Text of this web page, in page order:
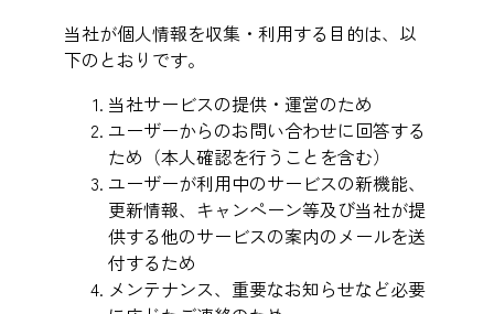
当社が個人情報を収集・利用する目的は、以
下のとおりです。
当社サービスの提供・運営のため
ユーザーからのお問い合わせに回答する
ため（本人確認を行うことを含む）
ユーザーが利用中のサービスの新機能、
更新情報、キャンペーン等及び当社が提
供する他のサービスの案内のメールを送
付するため
メンテナンス、重要なお知らせなど必要